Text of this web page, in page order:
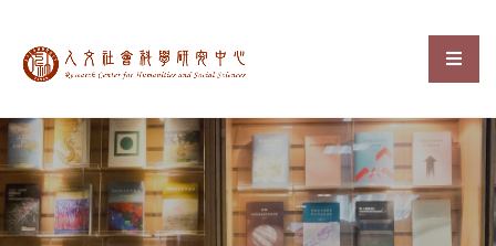
中央研究院人文社會科選
:::